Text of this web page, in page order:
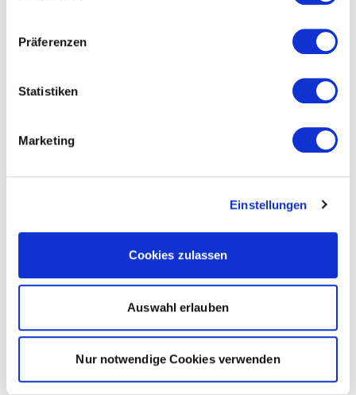
Präferenzen
Statistiken
Marketing
Einstellungen
Cookies zulassen
Auswahl erlauben
Nur notwendige Cookies verwenden